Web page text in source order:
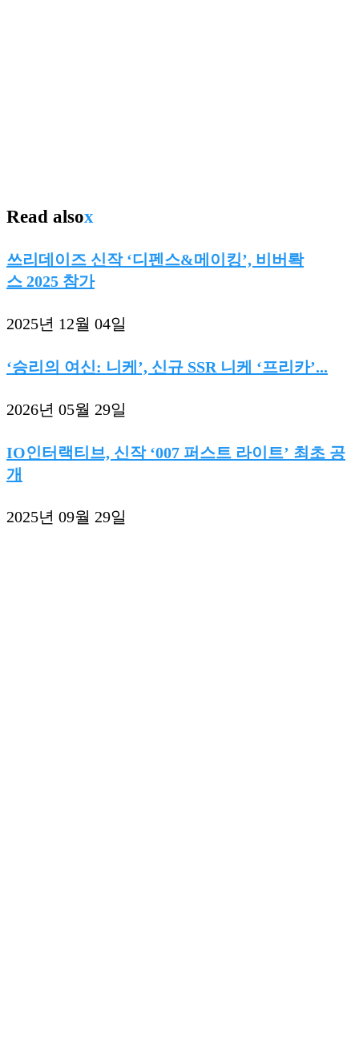
Read alsox
쓰리데이즈 신작 ‘디펜스&메이킹’, 비버롹
스 2025 참가
2025년 12월 04일
‘승리의 여신: 니케’, 신규 SSR 니케 ‘프리카’...
2026년 05월 29일
IO인터랙티브, 신작 ‘007 퍼스트 라이트’ 최초 공
개
2025년 09월 29일